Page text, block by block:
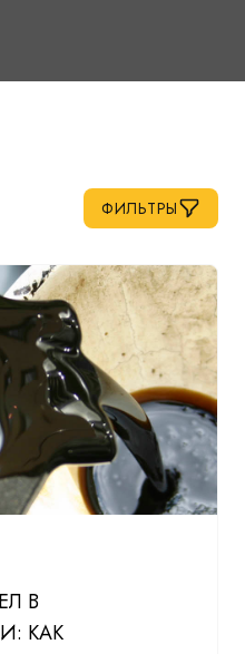
ФИЛЬТРЫ
В
КАК